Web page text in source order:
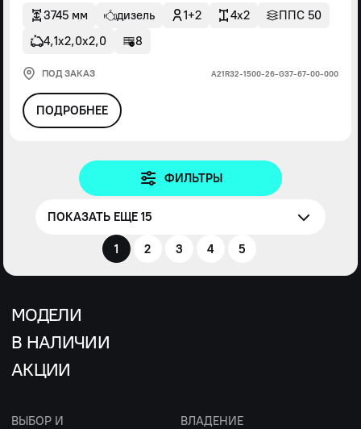
3745 мм дизель 1+2 4x2
ППС 50
4,1х2,0х2,0
8
ПОД ЗАКАЗ А21R32-1500-26-G37-67-00-000
ПОДРОБНЕЕ
ФИЛЬТРЫ
ПОКАЗАТЬ ЕЩЕ 15
1 2 3 4 5
МОДЕЛИ
В НАЛИЧИИ
АКЦИИ
ВЫБОР И
ВЛАДЕНИЕ